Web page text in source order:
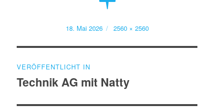
Veröffentlicht
18. Mai 2026
Volle
2560 × 2560
VERÖFFENTLICHT IN
Technik AG mit Natty